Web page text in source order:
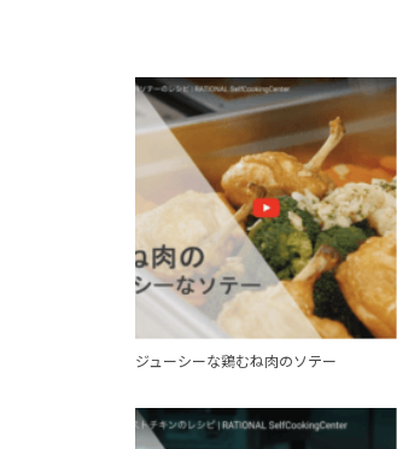
ジューシーな鶏むね肉のソテー